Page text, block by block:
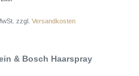
zzgl.Versandkosten
& Bosch Haarspray